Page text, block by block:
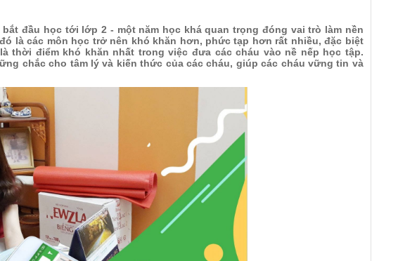
đầu học tới lớp 2 - một năm học khá quan trọng đóng vai trò làm nền
là các môn học trở nên khó khăn hơn, phức tạp hơn rất nhiều, đặc biệt
thời điểm khó khăn nhất trong việc đưa các cháu vào nề nếp học tập.
chắc cho tâm lý và kiến thức của các cháu, giúp các cháu vững tin và